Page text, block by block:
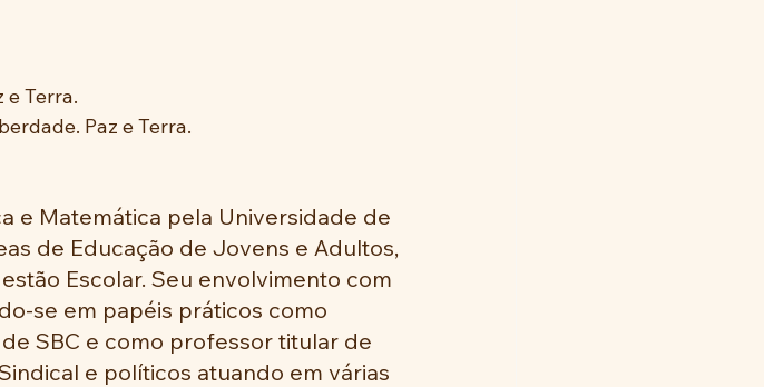
e Terra.
Paz e Terra.
e Matemática pela Universidade de
de Educação de Jovens e Adultos,
Escolar. Seu envolvimento com
se em papéis práticos como
SBC e como professor titular de
e políticos atuando em várias